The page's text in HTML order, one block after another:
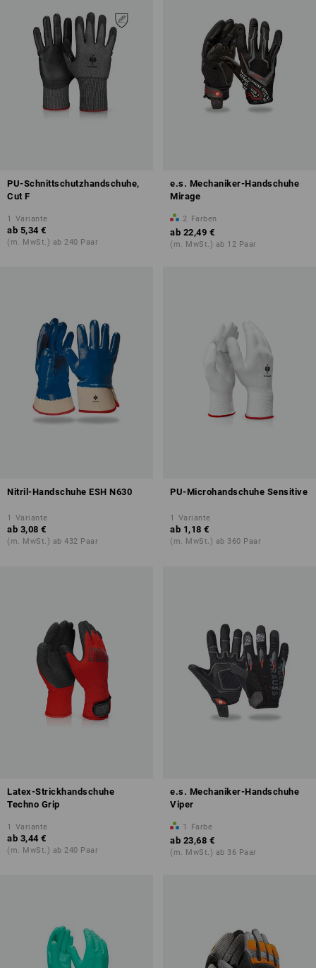
PU-Schnittschutzhandschuhe,
Cut F
1 Variante
ab 5,34 €
(m. MwSt.) ab 240 Paar
e.s. Mechaniker-Handschuhe
Mirage
2 Farben
ab 22,49 €
(m. MwSt.) ab 12 Paar
Nitril-Handschuhe ESH N630
1 Variante
ab 3,08 €
(m. MwSt.) ab 432 Paar
PU-Microhandschuhe Sensitive
1 Variante
ab 1,18 €
(m. MwSt.) ab 360 Paar
Latex-Strickhandschuhe
Techno Grip
1 Variante
ab 3,44 €
(m. MwSt.) ab 240 Paar
e.s. Mechaniker-Handschuhe
Viper
1 Farbe
ab 23,68 €
(m. MwSt.) ab 36 Paar